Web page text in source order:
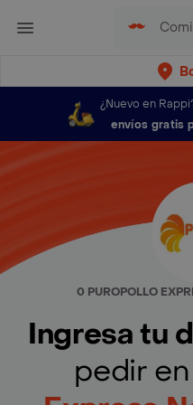
¿Nuevo en
envíos gratis
0 PUROPOLLO
Ingresa tu
pedir en